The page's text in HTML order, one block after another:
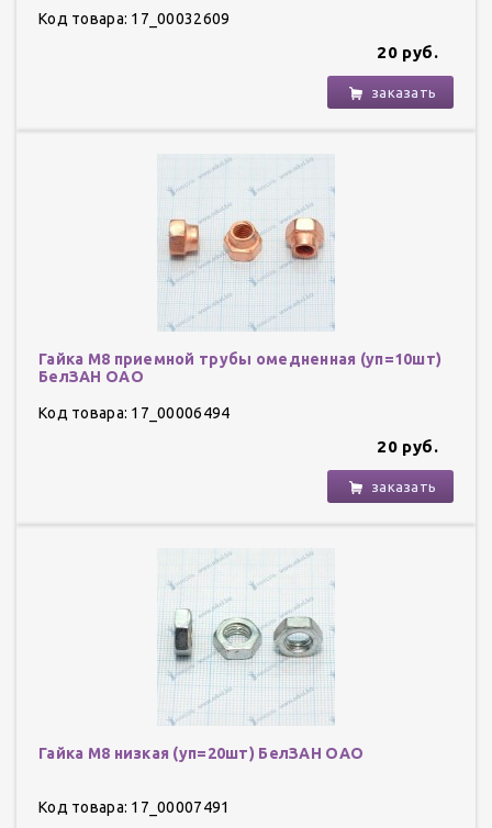
Код товара: 17_00032609
20 руб.
заказать
Гайка М8 приемной трубы омедненная (уп=10шт)
БелЗАН ОАО
Код товара: 17_00006494
20 руб.
заказать
Гайка М8 низкая (уп=20шт) БелЗАН ОАО
Код товара: 17_00007491